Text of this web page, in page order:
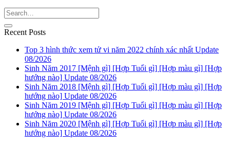
Recent Posts
Top 3 hình thức xem tử vi năm 2022 chính xác nhất Update
08/2026
Sinh Năm 2017 [Mệnh gì] [Hợp Tuổi gì] [Hợp màu gì] [Hợp
hướng nào] Update 08/2026
Sinh Năm 2018 [Mệnh gì] [Hợp Tuổi gì] [Hợp màu gì] [Hợp
hướng nào] Update 08/2026
Sinh Năm 2019 [Mệnh gì] [Hợp Tuổi gì] [Hợp màu gì] [Hợp
hướng nào] Update 08/2026
Sinh Năm 2020 [Mệnh gì] [Hợp Tuổi gì] [Hợp màu gì] [Hợp
hướng nào] Update 08/2026